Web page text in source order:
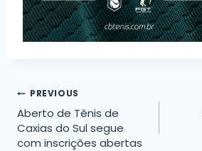
Navegação
de
PREVIOUS
Aberto de Tênis de
Caxias do Sul segue
com inscrições abertas